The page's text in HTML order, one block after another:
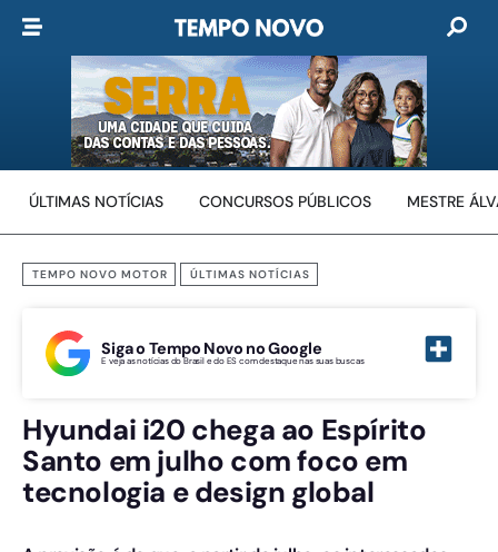
ÚLTIMAS NOTÍCIAS CONCURSOS PÚBLICOS MESTRE
TEMPO NOVO MOTOR ÚLTIMAS NOTÍCIAS
Siga o Tempo Novo no Google
E veja as notícias do Brasil e do ES com destaque nas suas buscas
​Hyundai i20 chega ao Espírito
Santo em julho com foco em
tecnologia e design global